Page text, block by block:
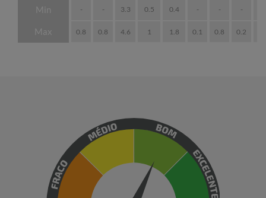
Min - - 3.3 0.5 0.4 - - -
Max 0.8 0.8 4.6 1 1.8 0.1 0.8 0.2